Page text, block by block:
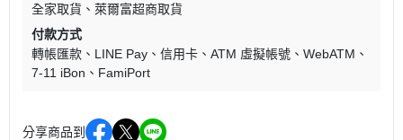
全家取貨
萊爾富超商取貨
付款方式
轉帳匯款
LINE Pay 信用卡 ATM 虛擬帳號
WebATM
7-11 iBon
FamiPort
分享商品到